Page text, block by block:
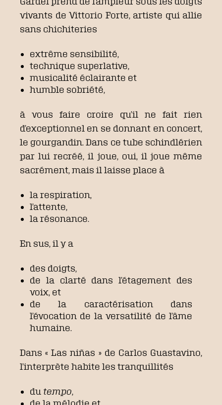
vivants de Vittorio Forte, artiste qui allie
sans chichiteries
extrême sensibilité,
technique superlative,
musicalité éclairante et
humble sobriété,
à vous faire croire qu’il ne fait rien
d’exceptionnel en se donnant en concert,
le gourgandin. Dans ce tube schindlérien
par lui recréé, il joue, oui, il joue même
sacrément, mais il laisse place à
la respiration,
l’attente,
la résonance.
En sus, il y a
des doigts,
de la clarté dans l’étagement des
voix, et
de la caractérisation dans
l’évocation de la versatilité de l’âme
humaine.
Dans « Las niñas » de Carlos Guastavino,
l’interprète habite les tranquillités
du tempo,